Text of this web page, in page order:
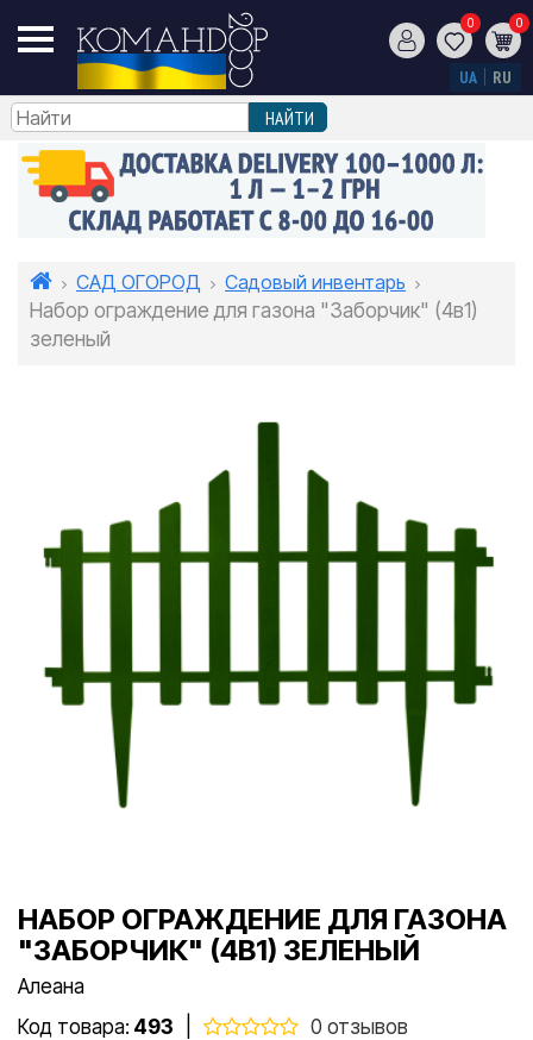
0 0
UA RU
САД ОГОРОД
Садовый инвентарь
Набор ограждение для газона "Заборчик" (4в1)
зеленый
НАБОР ОГРАЖДЕНИЕ ДЛЯ ГАЗОНА
"ЗАБОРЧИК" (4В1) ЗЕЛЕНЫЙ
Алеана
Код товара: 493 0 отзывов